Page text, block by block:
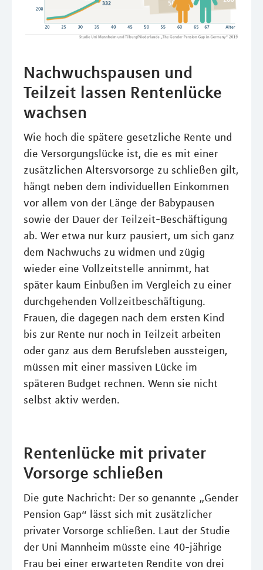
Nachwuchspausen und
Teilzeit lassen Rentenlücke
wachsen
Wie hoch die spätere gesetzliche Rente und
die Versorgungslücke ist, die es mit einer
zusätzlichen Altersvorsorge zu schließen gilt,
hängt neben dem individuellen Einkommen
vor allem von der Länge der Babypausen
sowie der Dauer der Teilzeit-Beschäftigung
ab. Wer etwa nur kurz pausiert, um sich ganz
dem Nachwuchs zu widmen und zügig
wieder eine Vollzeitstelle annimmt, hat
später kaum Einbußen im Vergleich zu einer
durchgehenden Vollzeitbeschäftigung.
Frauen, die dagegen nach dem ersten Kind
bis zur Rente nur noch in Teilzeit arbeiten
oder ganz aus dem Berufsleben aussteigen,
müssen mit einer massiven Lücke im
späteren Budget rechnen. Wenn sie nicht
selbst aktiv werden.
Rentenlücke mit privater
Vorsorge schließen
Die gute Nachricht: Der so genannte „Gender
Pension Gap“ lässt sich mit zusätzlicher
privater Vorsorge schließen. Laut der Studie
der Uni Mannheim müsste eine 40-jährige
Frau bei einer erwarteten Rendite von drei